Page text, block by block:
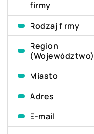
firmy
Rodzaj firmy
Region
(Województwo)
Miasto
Adres
E-mail